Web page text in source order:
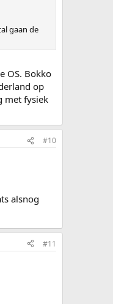
gaan de
OS. Bokko
op
met fysiek
#10
alsnog
#11